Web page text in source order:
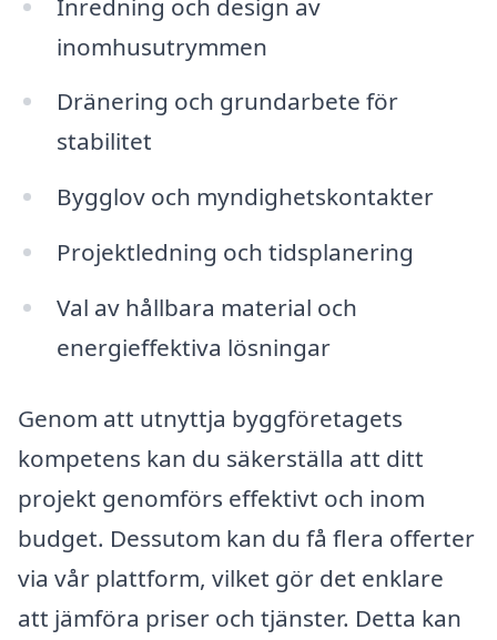
inomhusutrymmen
Dränering och grundarbete för
stabilitet
Bygglov och myndighetskontakter
Projektledning och tidsplanering
Val av hållbara material och
energieffektiva lösningar
Genom att utnyttja byggföretagets
kompetens kan du säkerställa att ditt
projekt genomförs effektivt och inom
budget. Dessutom kan du få flera offerter
via vår plattform, vilket gör det enklare
att jämföra priser och tjänster. Detta kan